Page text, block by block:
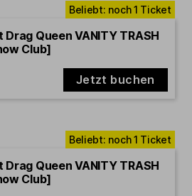
Queen VANITY TRASH
Club]
Jetzt buchen
Queen VANITY TRASH
Club]